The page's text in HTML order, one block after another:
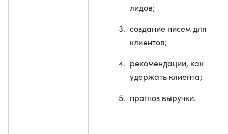
лидов;
создание писем для
клиентов;
рекомендации, как
удержать клиента;
прогноз выручки.